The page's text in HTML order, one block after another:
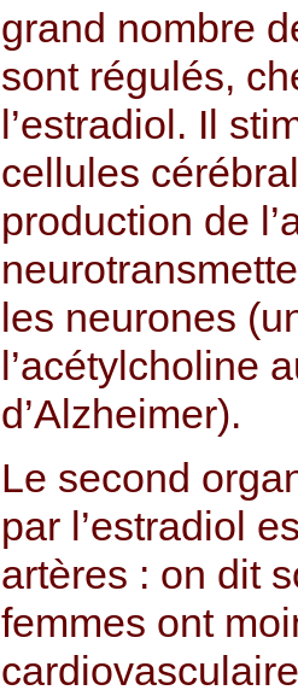
grand nombre
sont régulés,
l’estradiol. Il
cellules
production de
les neurones
l’acétylcholine
d’Alzheimer).
Le second
par l’estradiol
artères : on dit
femmes ont